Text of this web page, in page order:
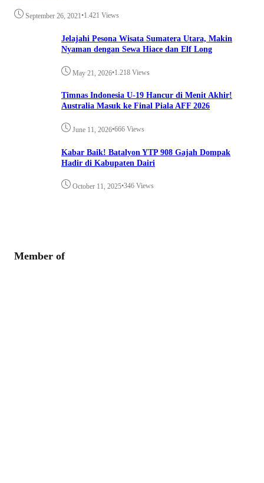
September 26, 2021•1.421 Views
Jelajahi Pesona Wisata Sumatera Utara, Makin
Nyaman dengan Sewa Hiace dan Elf Long
May 21, 2026•1.218 Views
Timnas Indonesia U-19 Hancur di Menit Akhir!
Australia Masuk ke Final Piala AFF 2026
June 11, 2026•666 Views
Kabar Baik! Batalyon YTP 908 Gajah Dompak
Hadir di Kabupaten Dairi
October 11, 2025•346 Views
Member of